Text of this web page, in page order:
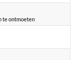
te ontmoeten